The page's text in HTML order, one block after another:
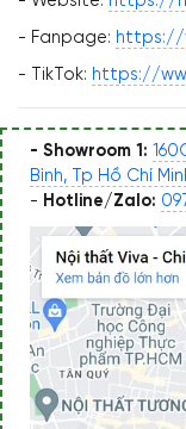
- Fanpage: https://
- TikTok: https://
- Showroom 1:
Bình, Tp Hồ Chí
- Hotline/Zalo: